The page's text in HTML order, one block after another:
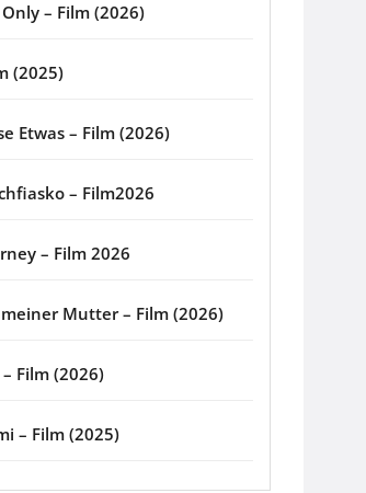
– Film (2026)
(2025)
Etwas – Film (2026)
– Film2026
– Film 2026
Mutter – Film (2026)
Film (2026)
– Film (2025)